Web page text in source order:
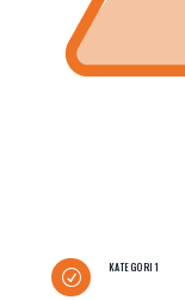
R
KATEGORI 1